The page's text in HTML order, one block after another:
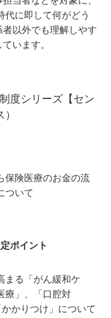
に即して何がどう
以外でも理解しやす
います。
度シリーズ【セン
保険医療のお金の流
ついて
ポイント
まる「がん緩和ケ
療」、「口腔対
かりつけ」について